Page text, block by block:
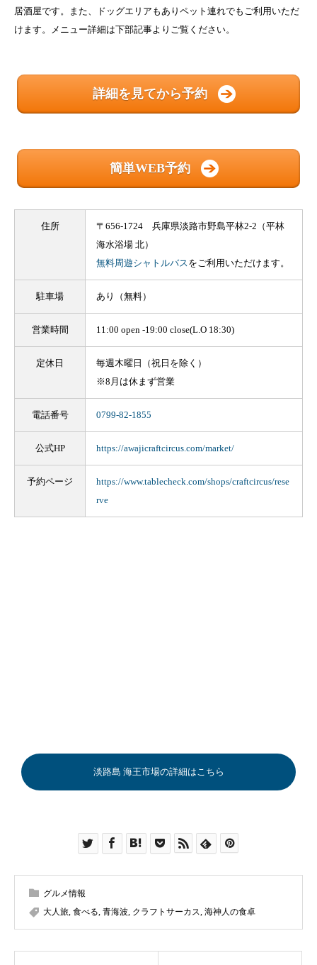
居酒屋です。また、ドッグエリアもありペット連れでもご利用いただ
けます。メニュー詳細は下部記事よりご覧ください。
詳細を見てから予約
簡単WEB予約
住所
〒656-1724 兵庫県淡路市野島平林2-2（平林
海水浴場 北）
無料周遊シャトルバス をご利用いただけます。
駐車場 あり（無料）
営業時間 11:00 open -19:00 close(L.O 18:30)
定休日
毎週木曜日（祝日を除く）
※8月は休まず営業
電話番号 0799-82-1855
公式HP https://awajicraftcircus.com/market/
予約ページ
https://www.tablecheck.com/shops/craftcircus/rese
rve
淡路島 海王市場の詳細はこちら
グルメ情報
大人旅, 食べる, 青海波, クラフトサーカス, 海神人の食卓